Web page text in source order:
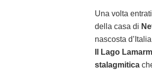
Una volta
della casa di
nascosta
Il Lago
stalagmitica